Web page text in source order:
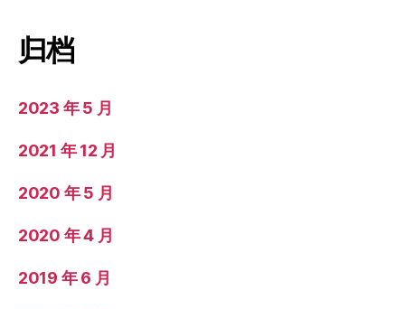
归档
2023 年 5 月
2021 年 12 月
2020 年 5 月
2020 年 4 月
2019 年 6 月